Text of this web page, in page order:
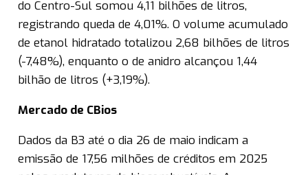
do Centro-Sul somou 4,11 bilhões de litros,
registrando queda de 4,01%. O volume acumulado
de etanol hidratado totalizou 2,68 bilhões de litros
(-7,48%), enquanto o de anidro alcançou 1,44
bilhão de litros (+3,19%).
Mercado de CBios
Dados da B3 até o dia 26 de maio indicam a
emissão de 17,56 milhões de créditos em 2025